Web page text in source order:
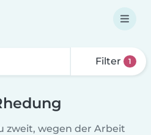
Filter 1
zweit, wegen der Arbeit